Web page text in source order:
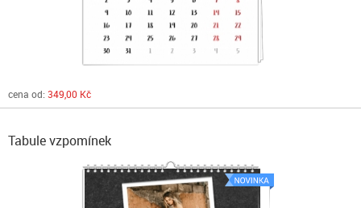
cena od: 349,00 Kč
Tabule vzpomínek